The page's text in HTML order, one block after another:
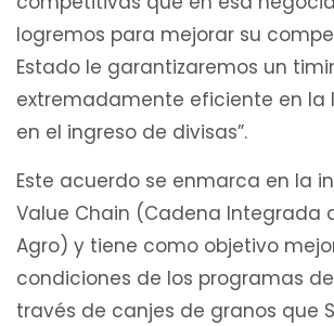
logremos para mejorar su
Estado le garantizaremos un
extremadamente eficiente en la
en el ingreso de divisas”.
Este acuerdo se enmarca en la
Value Chain (Cadena Integrada
Agro) y tiene como objetivo
condiciones de los programas
través de canjes de granos que